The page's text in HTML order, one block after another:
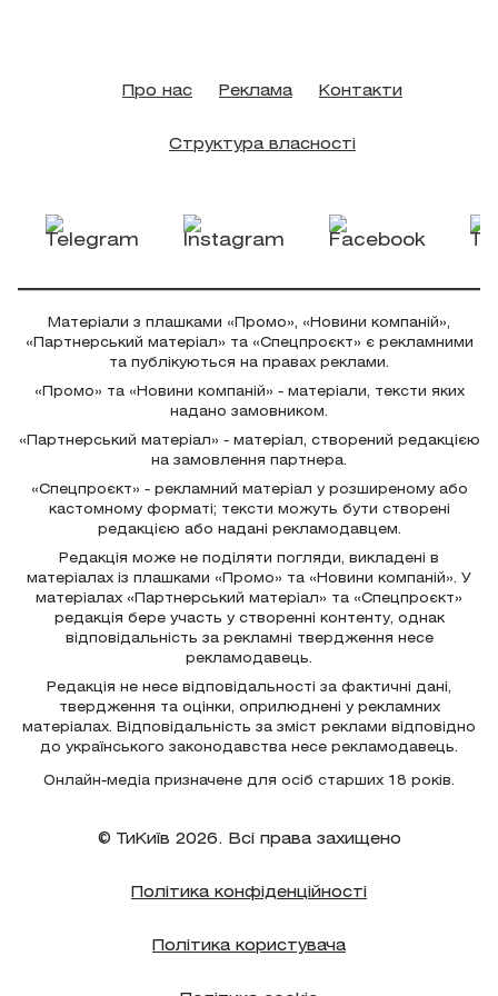
Про нас Реклама Контакти
Структура власності
Матеріали з плашками «Промо», «Новини компаній»,
«Партнерський матеріал» та «Спецпроєкт» є рекламними
та публікуються на правах реклами.
«Промо» та «Новини компаній» - матеріали, тексти яких
надано замовником.
«Партнерський матеріал» - матеріал, створений редакцією
на замовлення партнера.
«Спецпроєкт» - рекламний матеріал у розширеному або
кастомному форматі; тексти можуть бути створені
редакцією або надані рекламодавцем.
Редакція може не поділяти погляди, викладені в
матеріалах із плашками «Промо» та «Новини компаній». У
матеріалах «Партнерський матеріал» та «Спецпроєкт»
редакція бере участь у створенні контенту, однак
відповідальність за рекламні твердження несе
рекламодавець.
Редакція не несе відповідальності за фактичні дані,
твердження та оцінки, оприлюднені у рекламних
матеріалах. Відповідальність за зміст реклами відповідно
до українського законодавства несе рекламодавець.
Онлайн-медіа призначене для осіб старших 18 років.
© ТиКиїв 2026. Всі права захищено
Політика конфіденційності
Політика користувача